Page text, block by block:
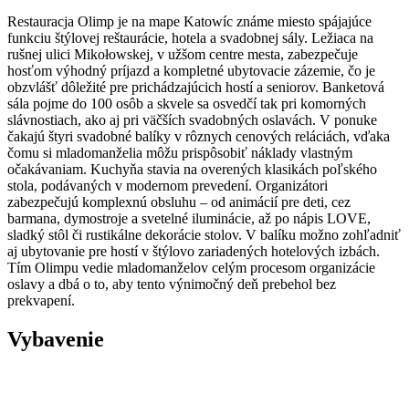
Restauracja Olimp je na mape Katowíc známe miesto spájajúce
funkciu štýlovej reštaurácie, hotela a svadobnej sály. Ležiaca na
rušnej ulici Mikołowskej, v užšom centre mesta, zabezpečuje
hosťom výhodný príjazd a kompletné ubytovacie zázemie, čo je
obzvlášť dôležité pre prichádzajúcich hostí a seniorov. Banketová
sála pojme do 100 osôb a skvele sa osvedčí tak pri komorných
slávnostiach, ako aj pri väčších svadobných oslavách. V ponuke
čakajú štyri svadobné balíky v rôznych cenových reláciách, vďaka
čomu si mladomanželia môžu prispôsobiť náklady vlastným
očakávaniam. Kuchyňa stavia na overených klasikách poľského
stola, podávaných v modernom prevedení. Organizátori
zabezpečujú komplexnú obsluhu – od animácií pre deti, cez
barmana, dymostroje a svetelné iluminácie, až po nápis LOVE,
sladký stôl či rustikálne dekorácie stolov. V balíku možno zohľadniť
aj ubytovanie pre hostí v štýlovo zariadených hotelových izbách.
Tím Olimpu vedie mladomanželov celým procesom organizácie
oslavy a dbá o to, aby tento výnimočný deň prebehol bez
prekvapení.
Vybavenie